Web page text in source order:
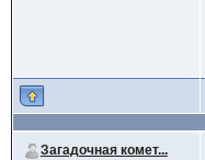
Загадочная комет...